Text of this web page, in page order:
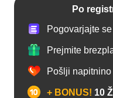
Po
Pogovarjajte
Prejmite
Pošlji napitnino
+ BONUS! 10